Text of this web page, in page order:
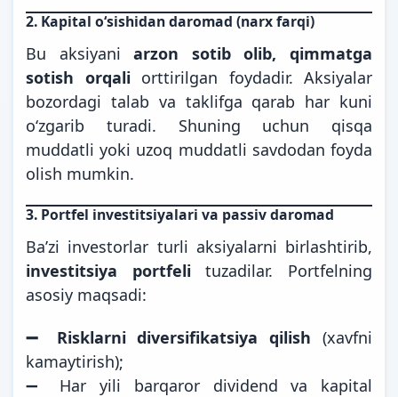
2. Kapital o‘sishidan daromad (narx farqi)
Bu aksiyaniarzon sotib olib, qimmatga
sotish orqaliorttirilgan foydadir. Aksiyalar
bozordagi talab va taklifga qarab har kuni
o‘zgarib turadi. Shuning uchun qisqa
muddatli yoki uzoq muddatli savdodan foyda
olish mumkin.
3. Portfel investitsiyalari va passiv daromad
Ba’zi investorlar turli aksiyalarni birlashtirib,
investitsiya portfelituzadilar. Portfelning
asosiy maqsadi:
➖ Risklarni diversifikatsiya qilish (xavfni
kamaytirish);
➖ Har yili barqaror dividend va kapital